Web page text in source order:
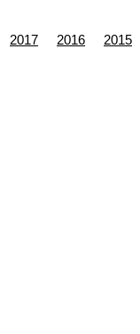
2017 2016 2015